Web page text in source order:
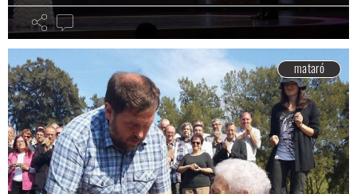
mataró